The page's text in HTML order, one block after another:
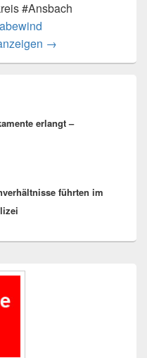
#Ansbach
→
erlangt –
führten im